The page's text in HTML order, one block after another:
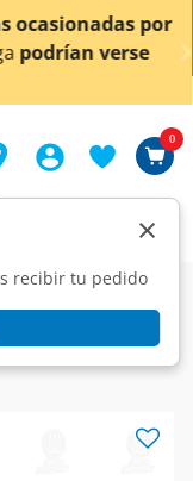
también en
recibir tu pedido
×
0